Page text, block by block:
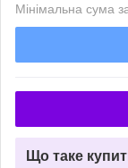
Мінімальна сума
Що таке